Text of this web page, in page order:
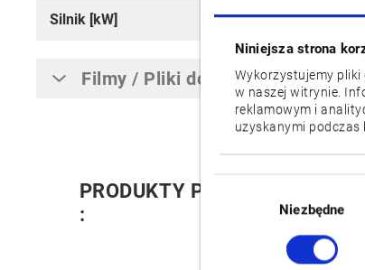
Niniejsza strona
Wykorzystujemy
w naszej witrynie.
reklamowym i
uzyskanymi podczas
Niezbędne
Silnik [kW] 45/37
Filmy / Pliki do pobrania
PRODUKTY POWIĄZANE
: